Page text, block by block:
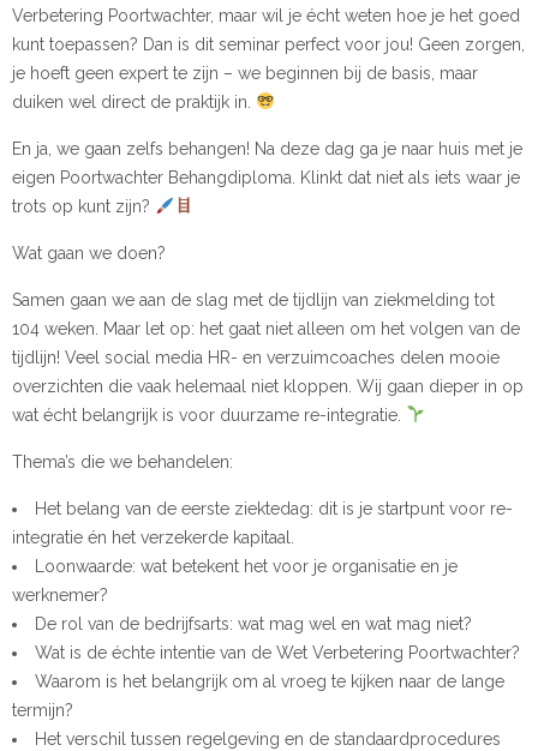
Verbetering Poortwachter, maar wil je écht weten hoe je het goed
kunt toepassen? Dan is dit seminar perfect voor jou! Geen zorgen,
je hoeft geen expert te zijn – we beginnen bij de basis, maar
duiken wel direct de praktijk in.
En ja, we gaan zelfs behangen! Na deze dag ga je naar huis met je
eigen Poortwachter Behangdiploma. Klinkt dat niet als iets waar je
trots op kunt zijn?
Wat gaan we doen?
Samen gaan we aan de slag met de tijdlijn van ziekmelding tot
104 weken. Maar let op: het gaat niet alleen om het volgen van de
tijdlijn! Veel social media HR- en verzuimcoaches delen mooie
overzichten die vaak helemaal niet kloppen. Wij gaan dieper in op
wat écht belangrijk is voor duurzame re-integratie.
Thema’s die we behandelen:
Het belang van de eerste ziektedag: dit is je startpunt voor re-
integratie én het verzekerde kapitaal.
Loonwaarde: wat betekent het voor je organisatie en je
werknemer?
De rol van de bedrijfsarts: wat mag wel en wat mag niet?
Wat is de échte intentie van de Wet Verbetering Poortwachter?
Waarom is het belangrijk om al vroeg te kijken naar de lange
termijn?
Het verschil tussen regelgeving en de standaardprocedures